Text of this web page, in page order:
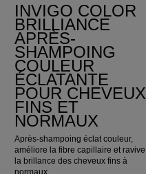
INVIGO COLOR
BRILLIANCE
APRÈS-
SHAMPOING
COULEUR
ÉCLATANTE
POUR CHEVEUX
FINS ET
NORMAUX
Après-shampoing éclat couleur,
améliore la fibre capillaire et ravive
la brillance des cheveux fins à
normaux.